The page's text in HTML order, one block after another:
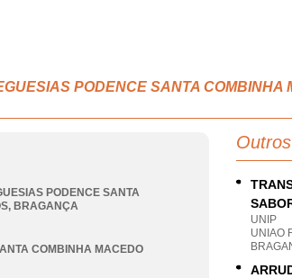
PODENCE SANTA COMBINHA
PODENCE SANTA
, BRAGANÇA
COMBINHA MACEDO
UNIP
UNIAO